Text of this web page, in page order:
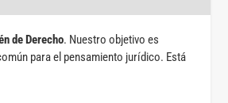
de Derecho. Nuestro objetivo es
para el pensamiento jurídico. Está